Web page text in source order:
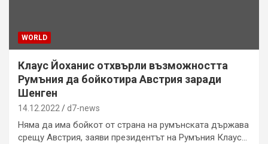
WORLD
Клаус Йоханис отхвърли възможността
Румъния да бойкотира Австрия заради
Шенген
14.12.2022 d7-news
Няма да има бойкот от страна на румънската държава
срещу Австрия, заяви президентът на Румъния Клаус…